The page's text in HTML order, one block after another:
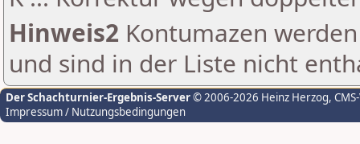
Hinweis2 Kontumazen
und sind in der Liste nicht
Der Schachturnier-Ergebnis-Server© 2006-2026 Heinz Herzog,
Impressum / Nutzungsbedingungen